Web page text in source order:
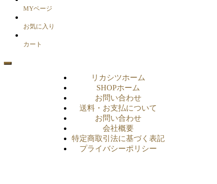
MYページ
お気に入り
カート
リカシツホーム
SHOPホーム
お問い合わせ
送料・お支払について
お問い合わせ
会社概要
特定商取引法に基づく表記
プライバシーポリシー